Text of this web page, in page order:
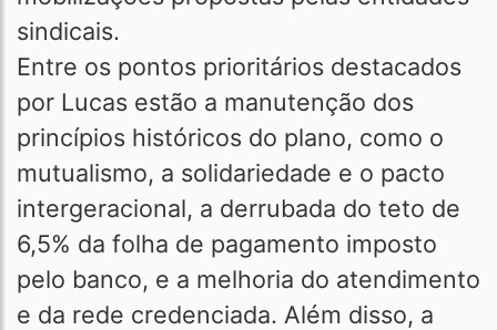
sindicais.
Entre os pontos prioritários destacados
por Lucas estão a manutenção dos
princípios históricos do plano, como o
mutualismo, a solidariedade e o pacto
intergeracional, a derrubada do teto de
6,5% da folha de pagamento imposto
pelo banco, e a melhoria do atendimento
e da rede credenciada. Além disso, a